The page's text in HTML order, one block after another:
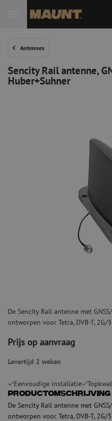
Antennes
Sencity Rail antenne,
Huber+Suhner
De Sencity Rail antenne met
ontworpen voor Tetra, DVB-T, 2G/
Prijs op aanvraag
Levertijd 2 weken
Eenvoudige installatie
Productomschrijving
De Sencity Rail antenne met
ontworpen voor Tetra, DVB-T,